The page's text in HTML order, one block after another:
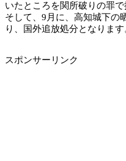
いたところを関所破りの罪で
そして、9月に、高知城下の
り、国外追放処分となります
スポンサーリンク